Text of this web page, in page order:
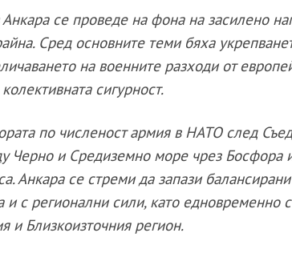
се проведе на фона на засилено
Сред основните теми бяха
на военните разходи от
сигурност.
по численост армия в НАТО след
Черно и Средиземно море чрез Босфора
Анкара се стреми да запази
и с регионални сили, като едновременно
и Близкоизточния регион.